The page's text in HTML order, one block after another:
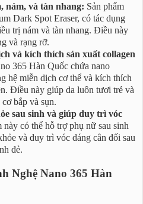
nám, và tàn nhang: Sản phẩm
Dark Spot Eraser, có tác dụng
trị nám và tàn nhang. Điều này
và rạng rỡ.
và kích thích sản xuất collagen
365 Hàn Quốc chứa nano
hệ miễn dịch cơ thể và kích thích
Điều này giúp da luôn tươi trẻ và
bắp và sụn.
sau sinh và giúp duy trì vóc
này có thể hỗ trợ phụ nữ sau sinh
và duy trì vóc dáng cân đối sau
đẻ.
Nghệ Nano 365 Hàn